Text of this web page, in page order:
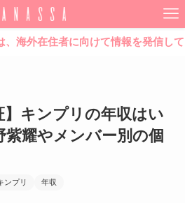
向けて情報を発信しています。
】キンプリの年収はい
紫耀やメンバー別の個
ンプリ 年収